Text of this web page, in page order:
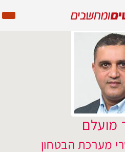
מועלם
מערכת הבטחון